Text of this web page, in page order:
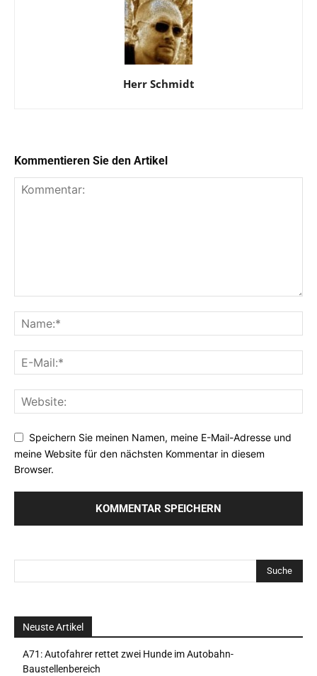
Herr Schmidt
Kommentieren Sie den Artikel
Speichern Sie meinen Namen, meine E-Mail-Adresse und
meine Website für den nächsten Kommentar in diesem
Browser.
Neuste Artikel
A71: Autofahrer rettet zwei Hunde im Autobahn-
Baustellenbereich